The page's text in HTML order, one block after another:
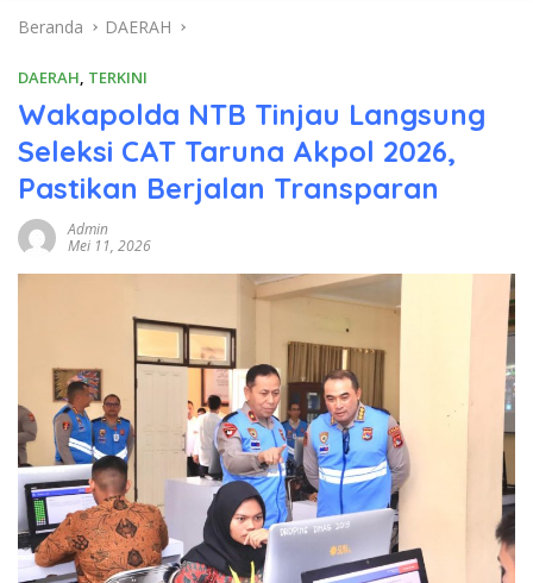
Beranda DAERAH
DAERAH, TERKINI
Wakapolda NTB Tinjau Langsung
Seleksi CAT Taruna Akpol 2026,
Pastikan Berjalan Transparan
Admin
Mei 11, 2026